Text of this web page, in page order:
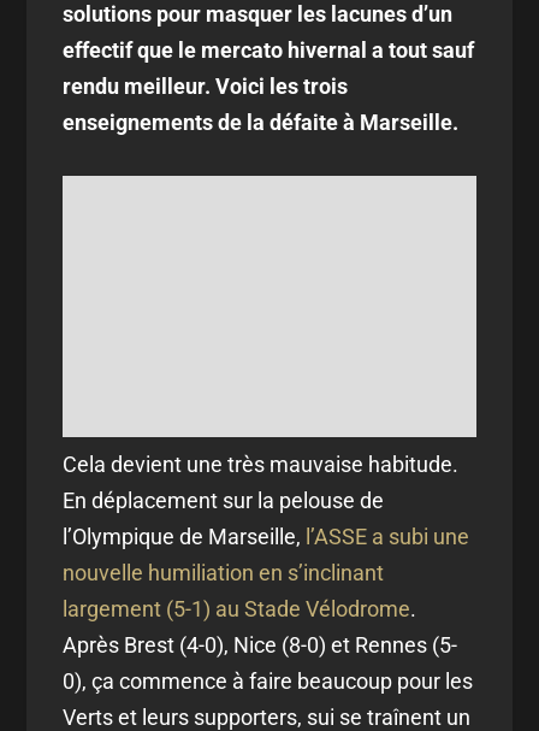
solutions pour masquer les lacunes d’un
effectif que le mercato hivernal a tout sauf
rendu meilleur. Voici les trois
enseignements de la défaite à Marseille.
Cela devient une très mauvaise habitude.
En déplacement sur la pelouse de
l’Olympique de Marseille, l’ASSE a subi une
nouvelle humiliation en s’inclinant
largement (5-1) au Stade Vélodrome.
Après Brest (4-0), Nice (8-0) et Rennes (5-
0), ça commence à faire beaucoup pour les
Verts et leurs supporters, sui se traînent un